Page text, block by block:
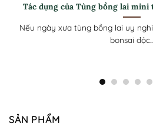
[Hướng dẫn] Cách chăm sóc
tốt ở khí hậu
Tùng Bồng Lai mini với tán lá kim
SẢN PHẨM